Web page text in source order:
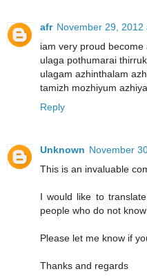
afr November 29, 2012
iam very proud become
ulaga pothumarai
ulagam azhinthalam
tamizh mozhiyum
Reply
Unknown November
This is an invaluable
I would like to
people who do not
Please let me know if
Thanks and regards